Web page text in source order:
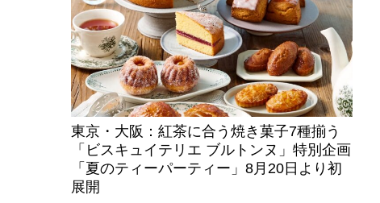
東京・大阪：紅茶に合う焼き菓子7種揃う
「ビスキュイテリエ ブルトンヌ」特別企画
「夏のティーパーティー」8月20日より初
展開